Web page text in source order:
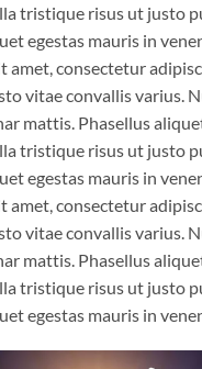
tristique risus ut justo
egestas mauris in
amet, consectetur
vitae convallis varius.
mattis. Phasellus
tristique risus ut justo
egestas mauris in
amet, consectetur
vitae convallis varius.
mattis. Phasellus
tristique risus ut justo
egestas mauris in